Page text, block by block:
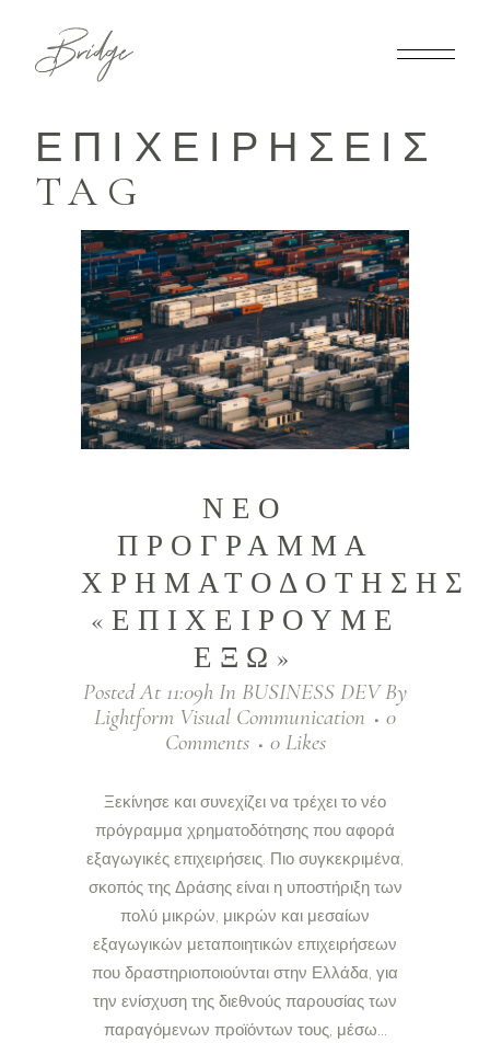
ΕΠΙΧΕΙΡΗΣΕΙΣ
TAG
ΝΕΟ
ΠΡΟΓΡΑΜΜΑ
ΧΡΗΜΑΤΟΔΟΤΗΣΗΣ
«ΕΠΙΧΕΙΡΟΥΜΕ
ΕΞΩ»
Posted At 11:09h In BUSINESS DEV By
Lightform Visual Communication
0
Comments
0 Likes
Ξεκίνησε και συνεχίζει να τρέχει το νέο
πρόγραμμα χρηματοδότησης που αφορά
εξαγωγικές επιχειρήσεις. Πιο συγκεκριμένα,
σκοπός της Δράσης είναι η υποστήριξη των
πολύ μικρών, μικρών και μεσαίων
εξαγωγικών μεταποιητικών επιχειρήσεων
που δραστηριοποιούνται στην Ελλάδα, για
την ενίσχυση της διεθνούς παρουσίας των
παραγόμενων προϊόντων τους, μέσω...